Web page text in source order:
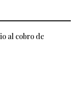
al cobro de